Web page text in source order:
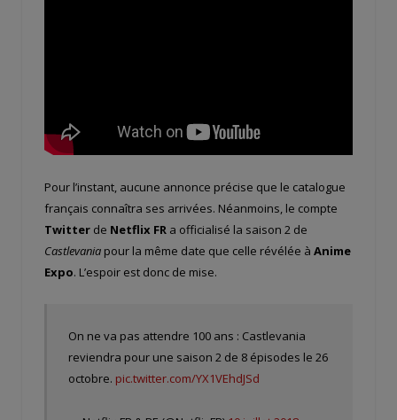
Pour l’instant, aucune annonce précise que le catalogue
français connaîtra ses arrivées. Néanmoins, le compte
Twitter de Netflix FR a officialisé la saison 2 de
Castlevania pour la même date que celle révélée à Anime
Expo. L’espoir est donc de mise.
On ne va pas attendre 100 ans : Castlevania
reviendra pour une saison 2 de 8 épisodes le 26
octobre. pic.twitter.com/YX1VEhdJSd